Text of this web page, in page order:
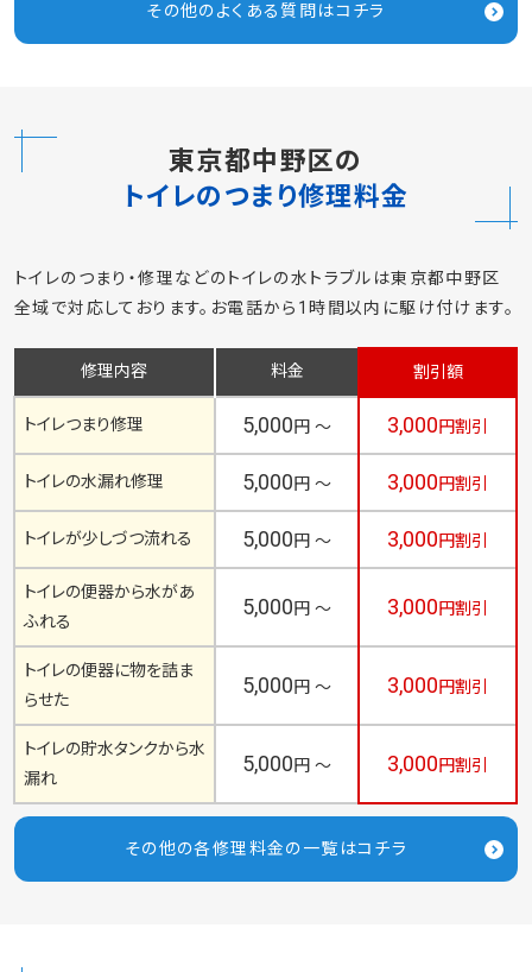
その他のよくある質問はコチラ
東京都中野区の
トイレのつまり修理料金
トイレのつまり・修理などのトイレの水トラブルは東京都中野区
全域で対応しております。お電話から1時間以内に駆け付けます。
修理内容 料金 割引額
トイレつまり修理 5,000円 ～ 3,000円割引
トイレの水漏れ修理 5,000円 ～ 3,000円割引
トイレが少しづつ流れる 5,000円 ～ 3,000円割引
トイレの便器から水があ
ふれる
5,000円 ～ 3,000円割引
トイレの便器に物を詰ま
らせた
5,000円 ～ 3,000円割引
トイレの貯水タンクから水
漏れ
5,000円 ～ 3,000円割引
その他の各修理料金の一覧はコチラ